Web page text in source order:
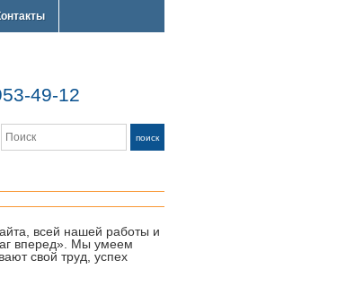
49-12
Search поиск
всей нашей работы и
вперед». Мы умеем
свой труд, успех